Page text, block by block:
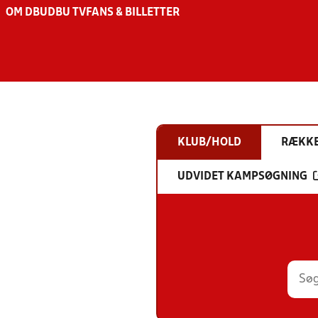
OM DBU DBU TV FANS & BILLETTER
KLUB/HOLD
UDVIDET KAMPSØGNING